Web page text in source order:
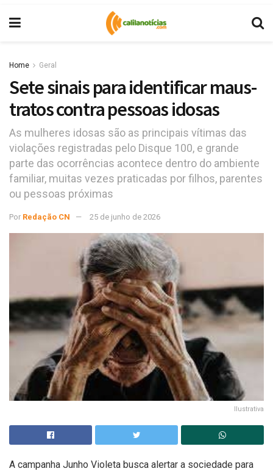
Home Geral
Sete sinais para identificar maus-
tratos contra pessoas idosas
As mulheres idosas são as principais vítimas das
violações registradas pelo Disque 100, e grande
parte das ocorrências acontece dentro do ambiente
familiar, muitas vezes praticadas por filhos, parentes
ou pessoas próximas
Por Redação CN 25 de junho de 2026
Ilustrativa
A campanha Junho Violeta busca alertar a sociedade para